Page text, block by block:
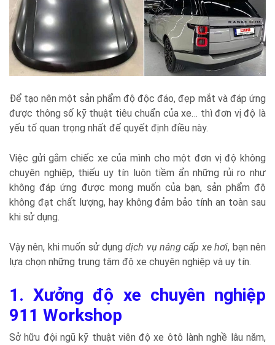
Để tạo nên một sản phẩm độ độc đáo, đẹp mắt và đáp ứng
được thông số kỹ thuật tiêu chuẩn của xe… thì đơn vị độ là
yếu tố quan trọng nhất để quyết định điều này.
Việc gửi gắm chiếc xe của mình cho một đơn vị độ không
chuyên nghiệp, thiếu uy tín luôn tiềm ẩn những rủi ro như
không đáp ứng được mong muốn của bạn, sản phẩm độ
không đạt chất lượng, hay không đảm bảo tính an toàn sau
khi sử dụng.
Vậy nên, khi muốn sử dụngdịch vụ nâng cấp xe hơi, bạn nên
lựa chọn những trung tâm độ xe chuyên nghiệp và uy tín.
1. Xưởng độ xe chuyên nghiệp
911 Workshop
Sở hữu đội ngũ kỹ thuật viên độ xe ôtô lành nghề lâu năm,